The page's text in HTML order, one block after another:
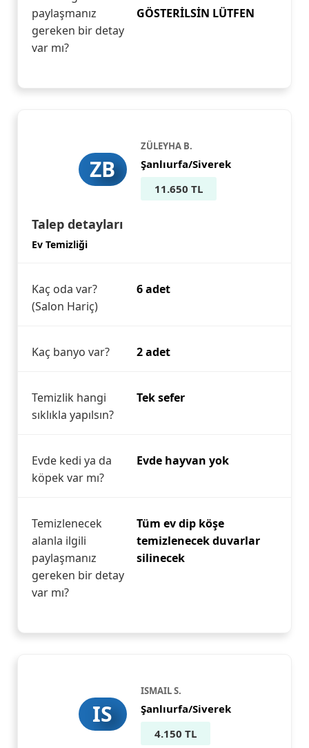
paylaşmanız
gereken bir detay
var mı?
GÖSTERİLSİN LÜTFEN
ZB
ZÜLEYHA B.
Şanlıurfa/Siverek
11.650 TL
Talep detayları
Ev Temizliği
Kaç oda var?
(Salon Hariç)
6 adet
Kaç banyo var? 2 adet
Temizlik hangi
sıklıkla yapılsın?
Tek sefer
Evde kedi ya da
köpek var mı?
Evde hayvan yok
Temizlenecek
alanla ilgili
paylaşmanız
gereken bir detay
var mı?
Tüm ev dip köşe
temizlenecek duvarlar
silinecek
IS
ISMAIL S.
Şanlıurfa/Siverek
4.150 TL